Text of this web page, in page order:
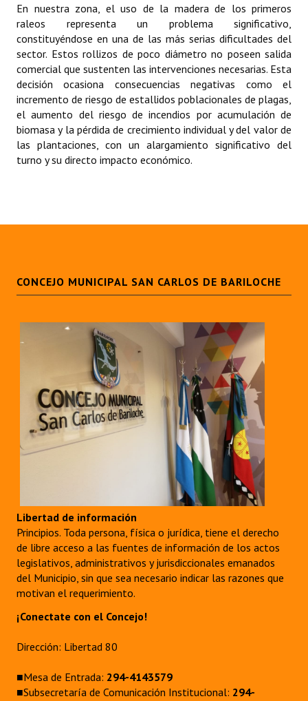
Periodistas Decanos - Registro
Ciudadano Ilustre - Registro
Banca del Vecino - Registro
Huéspedes de Honor - Registro
Antiguos Pobladores - Registro
Reconocimientos - Registro
En nuestra zona, el uso de la madera de los primeros
raleos representa un problema significativo,
constituyéndose en una de las más serias dificultades del
sector. Estos rollizos de poco diámetro no poseen salida
comercial que sustenten las intervenciones necesarias. Esta
decisión ocasiona consecuencias negativas como el
incremento de riesgo de estallidos poblacionales de plagas,
el aumento del riesgo de incendios por acumulación de
biomasa y la pérdida de crecimiento individual y del valor de
las plantaciones, con un alargamiento significativo del
turno y su directo impacto económico.
CONCEJO MUNICIPAL SAN CARLOS DE BARILOCHE
Libertad de información
Principios. Toda persona, física o jurídica, tiene el derecho
de libre acceso a las fuentes de información de los actos
legislativos, administrativos y jurisdiccionales emanados
del Municipio, sin que sea necesario indicar las razones que
motivan el requerimiento.
¡Conectate con el Concejo!
Dirección: Libertad 80
■Mesa de Entrada: 294-4143579
■Subsecretaría de Comunicación Institucional: 294-